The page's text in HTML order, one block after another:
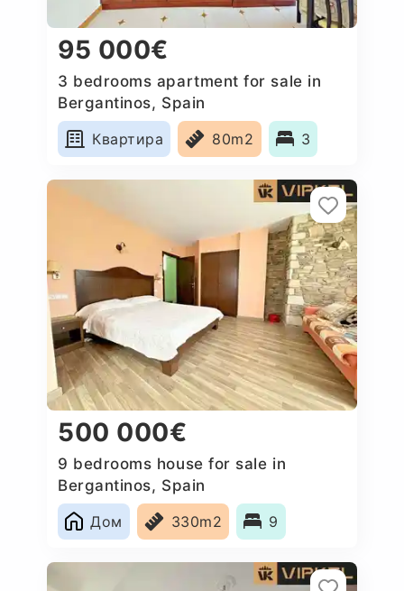
95 000€
3 bedrooms apartment for sale in
Bergantinos, Spain
Квартира
80m2 3
500 000€
9 bedrooms house for sale in
Bergantinos, Spain
Дом
330m2 9